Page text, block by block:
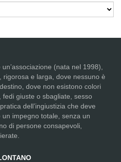
(nata nel 1998),
rigorosa e larga, dove nessuno è
dove non esistono colori
giuste o sbagliate, sesso
dell’ingiustizia che deve
impegno totale, senza un
di persone consapevoli,